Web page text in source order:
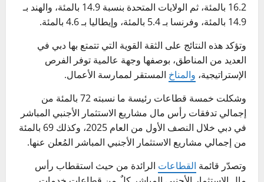
16.2 بالمئة، ثم الولايات المتحدة بنسبة 14.9 بالمئة، والهند بـ
14.9 بالمئة، وفرنسا بـ 5.4 بالمئة، وإيطاليا بـ 4.6 بالمئة.
وتؤكد هذه النتائج على الثقة القوية التي تتمتع بها دبي في
العديد من المناطق، بوصفها وجهة عالمية توفر الفرص
الإستراتيجية، والمناخ المستقر لممارسة الأعمال.
وشكلت خمسة قطاعات رئيسة ما نسبته 72 بالمئة من
إجمالي تدفقات رأس مال مشاريع الاستثمار الأجنبي المباشر
في دبي خلال النصف الأول من العام 2025، وكذلك 69 بالمئة
من إجمالي مشاريع الاستثمار الأجنبي المباشر المُعلن عنها.
وتصدّر قائمة القطاعات الرائدة من حيث استقطاب رأس